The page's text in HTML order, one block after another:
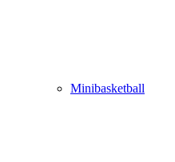
Minibasketball